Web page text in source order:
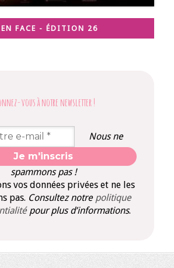
FACE - ÉDITION 26
vous à notre newsletter !
Nous ne
spammons pas !
vos données privées et ne les
pas. Consultez notre politique
pour plus d’informations.